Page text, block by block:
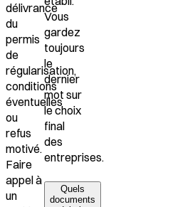
délivrance
du
permis
de
régularisation,
conditions
éventuelles
ou
refus
motivé.
Faire
appel à
un
Vous
gardez
toujours
le
dernier
mot sur
le choix
final
des
entreprises.
Quels
documents